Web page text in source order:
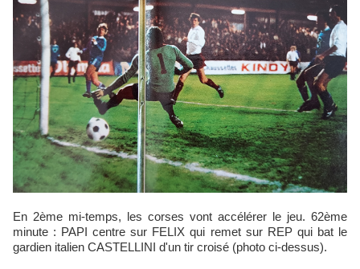
En 2ème mi-temps, les corses vont accélérer le jeu. 62ème
minute : PAPI centre sur FELIX qui remet sur REP qui bat le
gardien italien CASTELLINI d'un tir croisé (photo ci-dessus).